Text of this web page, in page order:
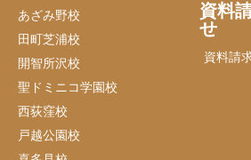
あざみ野校
田町芝浦校
開智所沢校
聖ドミニコ学園校
西荻窪校
戸越公園校
資料
せ
資料請